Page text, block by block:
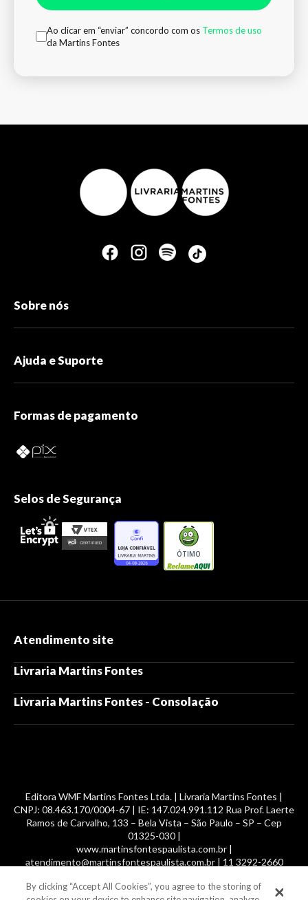
Ao clicar em “enviar” concordo com os Termos de uso
da Martins Fontes
Sobre nós
Ajuda e Suporte
Formas de pagamento
Selos de Segurança
ÓTIMO
Atendimento site
Livraria Martins Fontes
Livraria Martins Fontes - Consolação
Editora WMF Martins Fontes Ltda. | Livraria Martins Fontes |
CNPJ: 08.463.170/0004-67 | IE: 147.024.991.112 Rua Prof. Laerte
Ramos de Carvalho, 133 – Bela Vista – São Paulo – SP – Cep
01325-030 |
www.martinsfontespaulista.com.br |
atendimento@martinsfontespaulista.com.br | 11 3292-2660
© 2014 -2026, MartinsFontes livros nacionais e importados,
By clicking “Accept All Cookies”, you agree to the storing of